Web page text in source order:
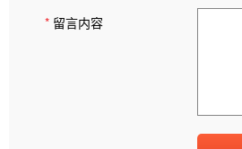
* 留言内容